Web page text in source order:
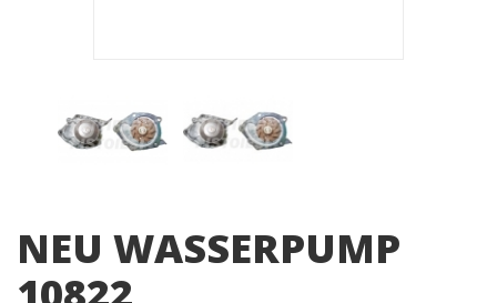
NEU WASSERPUMP